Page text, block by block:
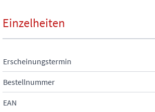
Einzelheiten
Erscheinungstermin
Bestellnummer
EAN